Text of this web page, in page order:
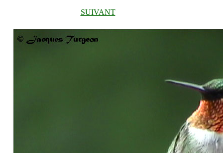
SUIVANT